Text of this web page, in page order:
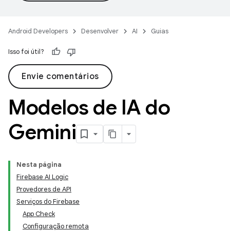
Android Developers Desenvolver AI Guias
Isso foi útil?
Envie comentários
Modelos de IA do
Gemini
Nesta página
Firebase AI Logic
Provedores de API
Serviços do Firebase
App Check
Configuração remota